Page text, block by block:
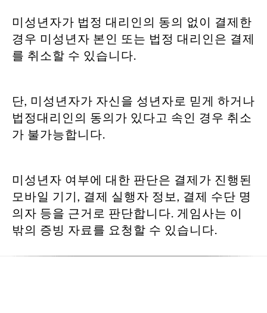
미성년자가 법정 대리인의 동의 없이 결제한
경우 미성년자 본인 또는 법정 대리인은 결제
를 취소할 수 있습니다.
단, 미성년자가 자신을 성년자로 믿게 하거나
법정대리인의 동의가 있다고 속인 경우 취소
가 불가능합니다.
미성년자 여부에 대한 판단은 결제가 진행된
모바일 기기, 결제 실행자 정보, 결제 수단 명
의자 등을 근거로 판단합니다. 게임사는 이
밖의 증빙 자료를 요청할 수 있습니다.